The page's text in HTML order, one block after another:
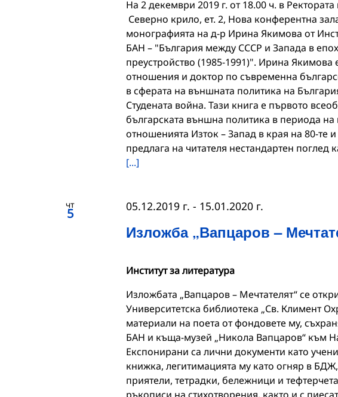
На 2 декември 2019 г. от 18.00 ч. в
Северно крило, ет. 2, Нова конферентна
монографията на д-р Ирина Якимова от
БАН – "България между СССР и Запада в
преустройство (1985-1991)". Ирина
отношения и доктор по съвременна
в сферата на външната политика на
Студената война. Тази книга е първото
българската външна политика в периода
отношенията Изток – Запад в края на 80-те
предлага на читателя нестандартен поглед
[...]
чт
5
Изложба „Вапцаров –
05.12.2019 г. - 15.01.2020 г.
Институт за литература
Изложбата „Вапцаров – Мечтателят“ се
Университетска библиотека „Св. Климент
материали на поета от фондовете му,
БАН и къща-музей „Никола Вапцаров“ към
Експонирани са лични документи като
книжка, легитимацията му като огняр в
приятели, тетрадки, бележници и